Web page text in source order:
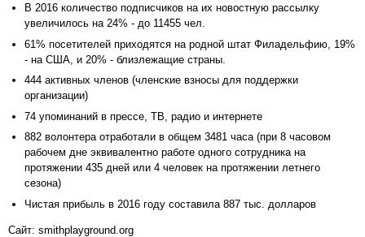
В 2016 количество подписчиков на их новостную рассылку
увеличилось на 24% - до 11455 чел.
61% посетителей приходятся на родной штат Филадельфию, 19%
- на США, и 20% - близлежащие страны.
444 активных членов (членские взносы для поддержки
организации)
74 упоминаний в прессе, ТВ, радио и интернете
882 волонтера отработали в общем 3481 часа (при 8 часовом
рабочем дне эквивалентно работе одного сотрудника на
протяжении 435 дней или 4 человек на протяжении летнего
сезона)
Чистая прибыль в 2016 году составила 887 тыс. долларов
Сайт: smithplayground.org